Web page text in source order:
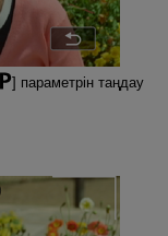
] параметрін таңдау